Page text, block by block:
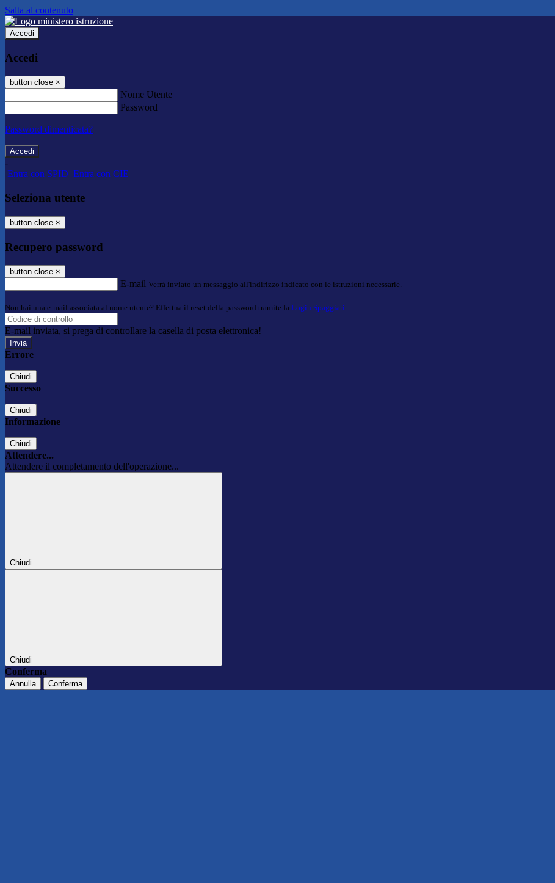
Salta al contenuto
Accedi
Accedi
button close ×
Nome Utente
Password
Password dimenticata?
-
Entra con SPID Entra con CIE
Seleziona utente
button close ×
Recupero password
button close ×
E-mail Verrà inviato un messaggio all'indirizzo indicato con le istruzioni necessarie.
Non hai una e-mail associata al nome utente? Effettua il reset della password tramite la Login Spaggiari
E-mail inviata, si prega di controllare la casella di posta elettronica!
Errore
Chiudi
Successo
Chiudi
Informazione
Chiudi
Attendere...
Attendere il completamento dell'operazione...
Chiudi
Chiudi
Conferma
Annulla Conferma